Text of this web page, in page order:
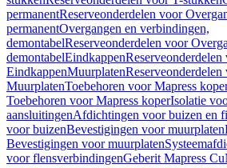
permanentReserveonderdelen voor
permanentOvergangen en verbindingen,
demontabelReserveonderdelen voor
demontabelEindkappenReserveonderdelen
EindkappenMuurplatenReserveonderdelen
MuurplatenToebehoren voor Mapress
Toebehoren voor Mapress koperIsolatie
aansluitingenAfdichtingen voor buizen en
voor buizenBevestigingen voor muurplaten
Bevestigingen voor muurplaten
voor flensverbindingenGeberit Mapress